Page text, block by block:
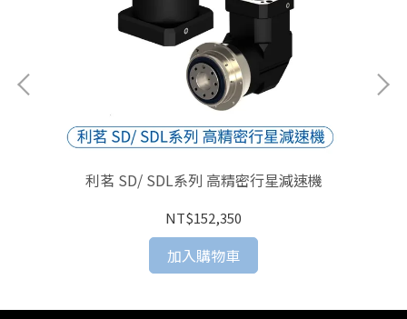
利茗 SD/ SDL系列 高精密行星減速機
NT$152,350
加入購物車